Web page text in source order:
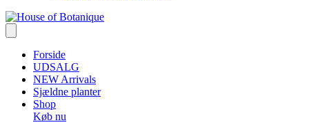
Forside
UDSALG
NEW Arrivals
Sjældne planter
Shop
Køb nu